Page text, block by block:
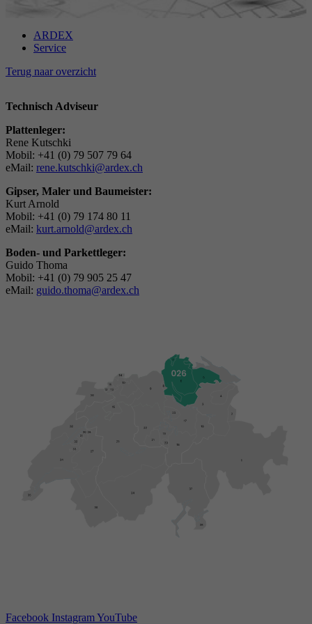
ARDEX
Service
Terug naar overzicht
Technisch Adviseur
Plattenleger:
Rene Kutschki
Mobil: +41 (0) 79 507 79 64
eMail: rene.kutschki@ardex.ch
Gipser, Maler und Baumeister:
Kurt Arnold
Mobil: +41 (0) 79 174 80 11
eMail: kurt.arnold@ardex.ch
Boden- und Parkettleger:
Guido Thoma
Mobil: +41 (0) 79 905 25 47
eMail: guido.thoma@ardex.ch
Facebook InstagramYouTube
Naam
Aanbieder
Looptijd
Doel
Dient als licentie om een lettertype van
Naam _GRECAPTCHA
Aanbieder Google reCAPTCHA
Looptijd 6 Monate
Doel